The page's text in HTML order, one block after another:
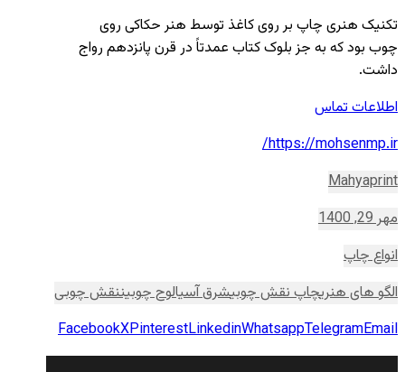
تکنیک هنری چاپ بر روی کاغذ توسط هنر حکاکی روی
چوب بود که به جز بلوک کتاب عمدتاً در قرن پانزدهم رواج
داشت.
اطلاعات تماس
https://mohsenmp.ir/
Mahyaprint
مهر 29, 1400
انواع چاپ
الگو های هنریچاپ نقش چوبیشرق آسیالوح چوبیننقش چوبی
FacebookXPinterestLinkedinWhatsappTelegramEmail